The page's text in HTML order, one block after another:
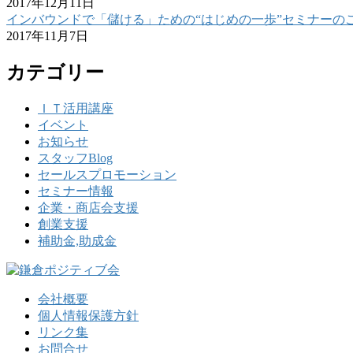
インバウンドで「儲ける」ための“はじめの一歩”セミナーの
2017年11月7日
カテゴリー
ＩＴ活用講座
イベント
お知らせ
スタッフBlog
セールスプロモーション
セミナー情報
企業・商店会支援
創業支援
補助金,助成金
会社概要
個人情報保護方針
リンク集
お問合せ